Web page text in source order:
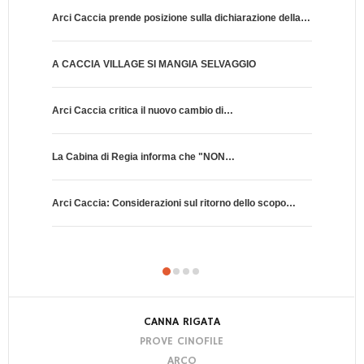
Arci Caccia prende posizione sulla dichiarazione della…
A CACCIA VILLAGE SI MANGIA SELVAGGIO
Arci Caccia critica il nuovo cambio di…
La Cabina di Regia informa che "NON…
Arci Caccia: Considerazioni sul ritorno dello scopo…
CANNA RIGATA
PROVE CINOFILE
ARCO